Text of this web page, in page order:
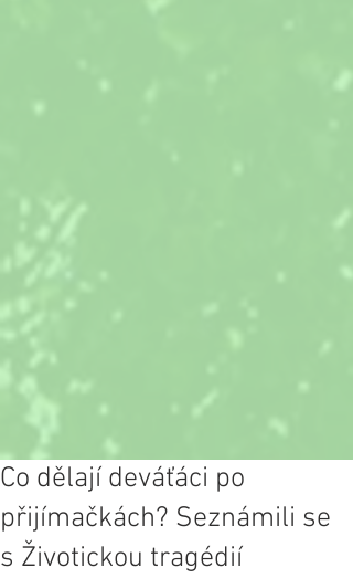
Co dělají deváťáci po
přijímačkách? Seznámili se
s Životickou tragédií